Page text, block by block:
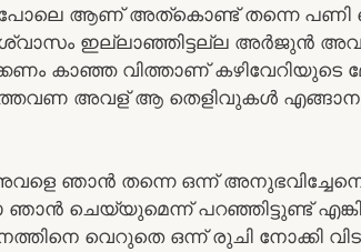
ആണ് അത്കൊണ്ട് തന്നെ പണി
ഇല്ലാഞ്ഞിട്ടല്ല അർജുൻ
കാഞ്ഞ വിത്താണ്
അവള് ആ തെളിവുകൾ
ഞാൻ തന്നെ ഒന്ന്
ഞാൻ ചെയ്യുമെന്ന് പറഞ്ഞിട്ടുണ്ട്
വെറുതെ ഒന്ന് രുചി നോക്കി